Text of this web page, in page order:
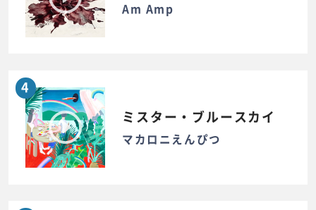
Am Amp
4
ミスター・ブルースカイ
マカロニえんぴつ